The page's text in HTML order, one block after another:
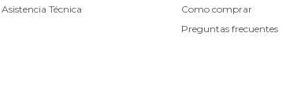
Asistencia Técnica
Como comprar
Preguntas frecuentes